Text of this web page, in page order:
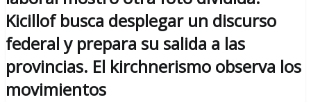
Kicillof busca desplegar un discurso
federal y prepara su salida a las
provincias. El kirchnerismo observa los
movimientos